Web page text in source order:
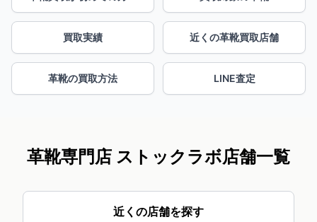
買取実績 近くの革靴買取店舗
革靴の買取方法 LINE査定
革靴専門店 ストックラボ店舗一覧
近くの店舗を探す